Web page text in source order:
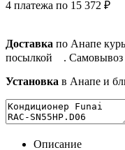
4 платежа по 15 372 ₽
Доставка по Анапе
посылкой
. Самовывоз
Установка в Анапе и
Описание